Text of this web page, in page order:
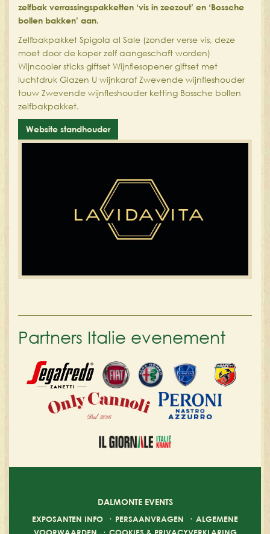
zelfbak verrassingspakketten ‘vis in zeezout’ en ‘Bossche
bollen bakken’ aan.
Zelfbakpakket Spigola al Sale (zonder verse vis, deze
moet door de koper zelf aangeschaft worden)
Wijncooler sticks giftset Wijnflesopener giftset met
luchtdruk Glazen U wijnkaraf Zwevende wijnfleshouder
touw Zwevende wijnfleshouder ketting Bossche bollen
zelfbakpakket.
Website standhouder
Partners Italie evenement
DALMONTE EVENTS
EXPOSANTEN INFO · PERSAANVRAGEN · ALGEMENE